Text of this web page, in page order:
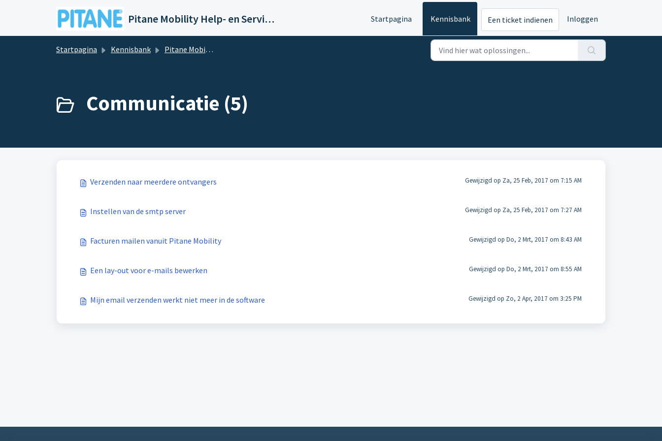
Pitane Mobility Help- en Servicedesk Startpagina Kennisbank Een ticket indienen Inloggen
Startpagina Kennisbank Pitane Mobility - Basis
Communicatie (5)
Verzenden naar meerdere ontvangers Gewijzigd op Za, 25 Feb, 2017 om 7:15 AM
Instellen van de smtp server Gewijzigd op Za, 25 Feb, 2017 om 7:27 AM
Facturen mailen vanuit Pitane Mobility Gewijzigd op Do, 2 Mrt, 2017 om 8:43 AM
Een lay-out voor e-mails bewerken Gewijzigd op Do, 2 Mrt, 2017 om 8:55 AM
Mijn email verzenden werkt niet meer in de software Gewijzigd op Zo, 2 Apr, 2017 om 3:25 PM